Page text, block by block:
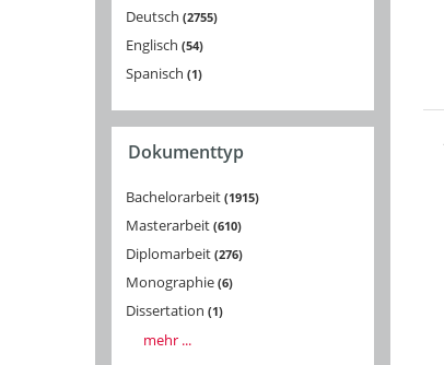
Deutsch 2755
Englisch 54
Spanisch 1
Dokumenttyp
Bachelorarbeit 1915
Masterarbeit 610
Diplomarbeit 276
Monographie 6
Dissertation 1
mehr ...